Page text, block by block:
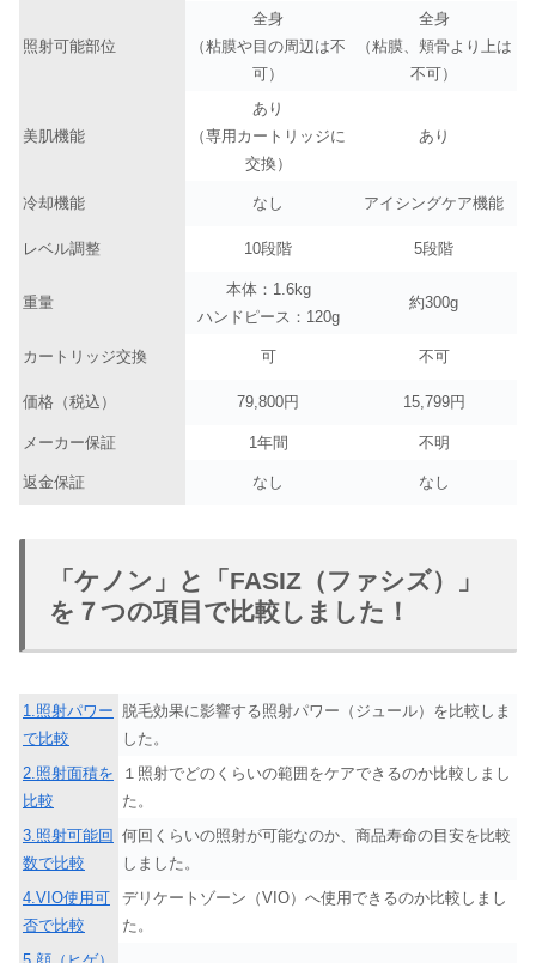
照射可能部位
全身
（粘膜や目の周辺は不
可）
全身
（粘膜、頬骨より上は
不可）
美肌機能
あり
（専用カートリッジに
交換）
あり
冷却機能 なし アイシングケア機能
レベル調整 10段階 5段階
重量
本体：1.6kg
ハンドピース：120g
約300g
カートリッジ交換 可 不可
価格（税込） 79,800円 15,799円
メーカー保証 1年間 不明
返金保証 なし なし
「ケノン」と「FASIZ（ファシズ）」
を７つの項目で比較しました！
1.照射パワー
で比較
脱毛効果に影響する照射パワー（ジュール）を比較しま
した。
2.照射面積を
比較
１照射でどのくらいの範囲をケアできるのか比較しまし
た。
3.照射可能回
数で比較
何回くらいの照射が可能なのか、商品寿命の目安を比較
しました。
4.VIO使用可
否で比較
デリケートゾーン（VIO）へ使用できるのか比較しまし
た。